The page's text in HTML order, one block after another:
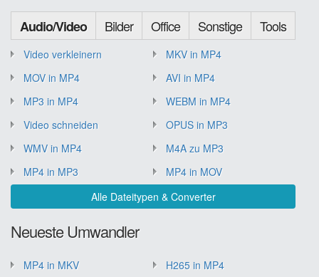
Audio/Video Bilder Office Sonstige Tools
Video verkleinern
MKV in MP4
MOV in MP4
AVI in MP4
MP3 in MP4
WEBM in MP4
Video schneiden
OPUS in MP3
WMV in MP4
M4A zu MP3
MP4 in MP3
MP4 in MOV
Alle Dateitypen & Converter
Neueste Umwandler
MP4 in MKV
H265 in MP4